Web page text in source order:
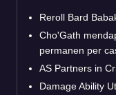
Reroll Bard
Cho'Gath
permanen per
AS Partners in
Damage Ability